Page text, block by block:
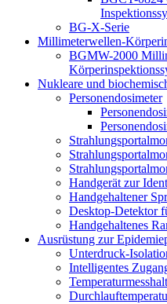
BG-X-Serie
Millimeterwellen-
BGMW-2000
Nukleare und
Personendosimeter
Handgerät zur
Handgehaltener
Desktop-Detektor
Handgehaltenes
Ausrüstung zur
Unterdruck-
Intelligentes